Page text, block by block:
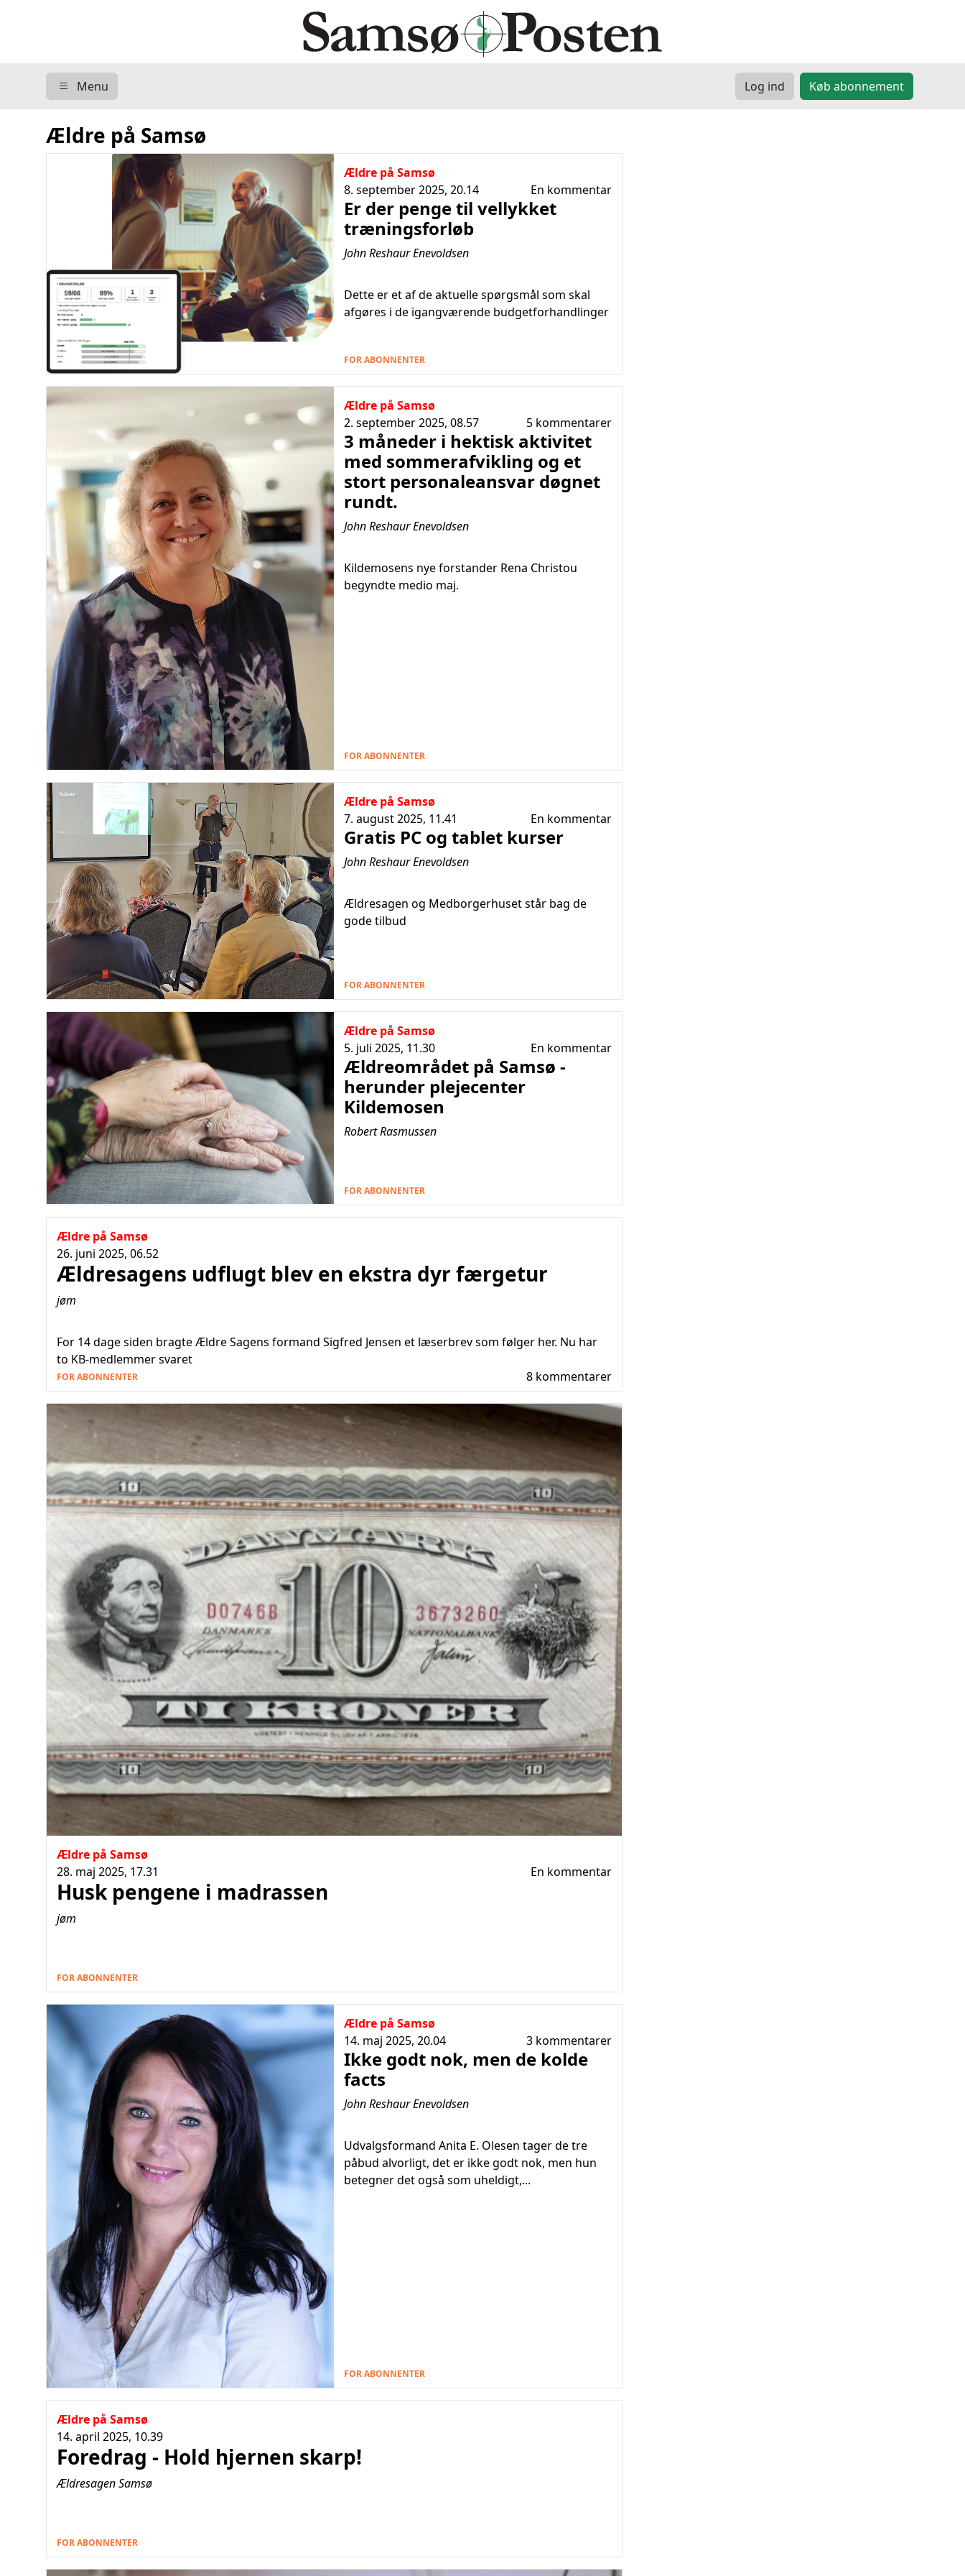
Menu Log ind Køb abonnement
Ældre på Samsø
Ældre på Samsø
8. september 2025, 20.14
En kommentar
Er der penge til vellykket
træningsforløb
John Reshaur Enevoldsen
Dette er et af de aktuelle spørgsmål som skal
afgøres i de igangværende budgetforhandlinger
FOR ABONNENTER
Ældre på Samsø
2. september 2025, 08.57
5 kommentarer
3 måneder i hektisk aktivitet
med sommerafvikling og et
stort personaleansvar døgnet
rundt.
John Reshaur Enevoldsen
Kildemosens nye forstander Rena Christou
begyndte medio maj.
FOR ABONNENTER
Ældre på Samsø
7. august 2025, 11.41
En kommentar
Gratis PC og tablet kurser
John Reshaur Enevoldsen
Ældresagen og Medborgerhuset står bag de
gode tilbud
FOR ABONNENTER
Ældre på Samsø
5. juli 2025, 11.30
En kommentar
Ældreområdet på Samsø -
herunder plejecenter
Kildemosen
Robert Rasmussen
FOR ABONNENTER
Ældre på Samsø
26. juni 2025, 06.52
Ældresagens udflugt blev en ekstra dyr færgetur
jøm
For 14 dage siden bragte Ældre Sagens formand Sigfred Jensen et læserbrev som følger her. Nu har
to KB-medlemmer svaret
8 kommentarer
FOR ABONNENTER
Ældre på Samsø
28. maj 2025, 17.31
En kommentar
Husk pengene i madrassen
jøm
FOR ABONNENTER
Ældre på Samsø
14. maj 2025, 20.04
3 kommentarer
Ikke godt nok, men de kolde
facts
John Reshaur Enevoldsen
Udvalgsformand Anita E. Olesen tager de tre
påbud alvorligt, det er ikke godt nok, men hun
betegner det også som uheldigt,...
FOR ABONNENTER
Ældre på Samsø
14. april 2025, 10.39
Foredrag - Hold hjernen skarp!
Ældresagen Samsø
FOR ABONNENTER